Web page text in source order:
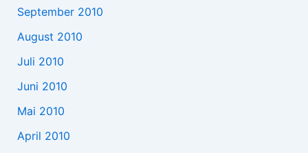
September 2010
August 2010
Juli 2010
Juni 2010
Mai 2010
April 2010